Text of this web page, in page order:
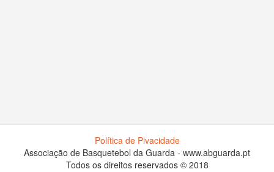
Política de Pivacidade
Associação de Basquetebol da Guarda - www.abguarda.pt
Todos os direitos reservados © 2018